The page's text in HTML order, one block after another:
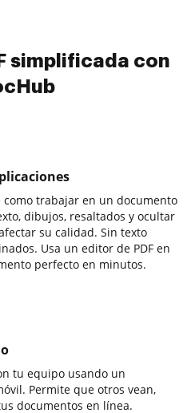
simplificada con
como trabajar en un documento
dibujos, resaltados y ocultar
su calidad. Sin texto
Usa un editor de PDF en
perfecto en minutos.
tu equipo usando un
Permite que otros vean,
documentos en línea.